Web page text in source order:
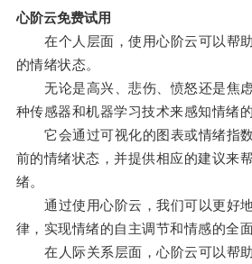
心阶云免费试用
在个人层面，使用心阶云可以帮助
的情绪状态。
无论是高兴、悲伤、愤怒还是焦虑
种传感器和机器学习技术来感知情绪的
它会通过可视化的图表或情绪指数
前的情绪状态，并提供相应的建议来
绪。
通过使用心阶云，我们可以更好
律，实现情绪的自主调节和情感的全面
在人际关系层面，心阶云可以帮助